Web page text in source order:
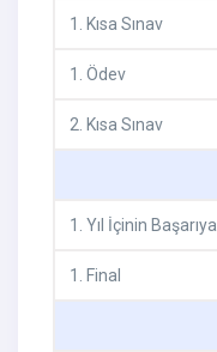
1 . Kısa Sınav
1 . Ödev
2. Kısa Sınav
1 . Yıl İçinin Başarıya
1 . Final